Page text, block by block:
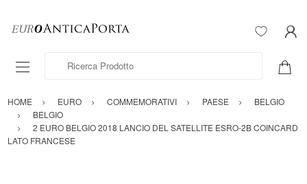
Ricerca Prodotto
HOME EURO COMMEMORATIVI PAESE
BELGIO
BELGIO
2 EURO BELGIO 2018 LANCIO DEL SATELLITE ESRO-2B COINCARD
LATO FRANCESE